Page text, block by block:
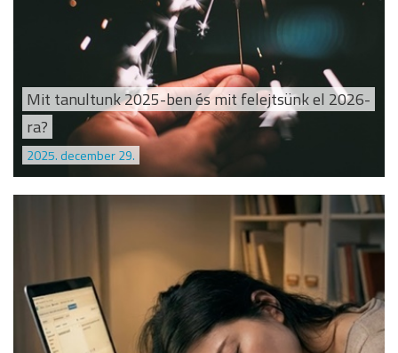
Mit tanultunk 2025-ben és mit felejtsünk el 2026-
ra?
2025. december 29.